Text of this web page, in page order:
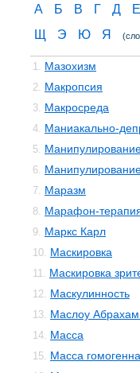
А Б В Г Д Е
Щ
Э Ю Я
1. Мазохизм
2. Макропсия
3. Макросреда
4. Маниакально-
5.
6.
7. Маразм
8. Марафон-
9. Маркс Карл
10. Маскировка
11. Маскировка
12. Маскулинность
13. Маслоу Абрахам
14. Масса
15. Масса